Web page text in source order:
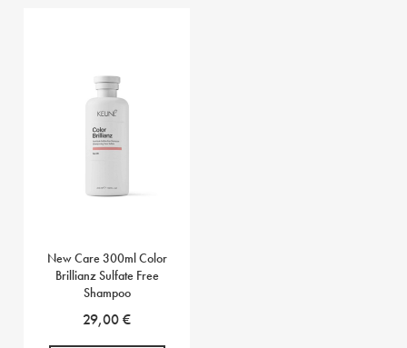
New Care 300ml Color
Brillianz Sulfate Free
Shampoo
29,00€